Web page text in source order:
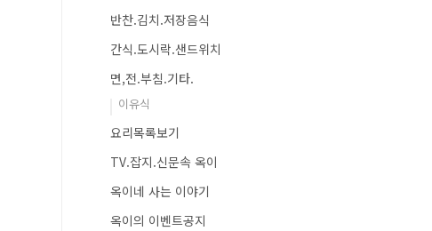
반찬.김치.저장음식
간식.도시락.샌드위치
면,전.부침.기타.
이유식
요리목록보기
TV.잡지.신문속 옥이
옥이네 사는 이야기
옥이의 이벤트공지